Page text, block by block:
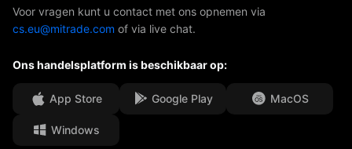
Onze onderscheidingen
Media Centre
Carrièremogelijkheden
Juridische documenten
Afdeling Help
Veelgestelde vragen (FAQ)
Voor vragen kunt u contact met ons opnemen via
cs.eu@mitrade.com of via live chat.
Ons handelsplatform is beschikbaar op:
App Store Google Play MacOS
Windows